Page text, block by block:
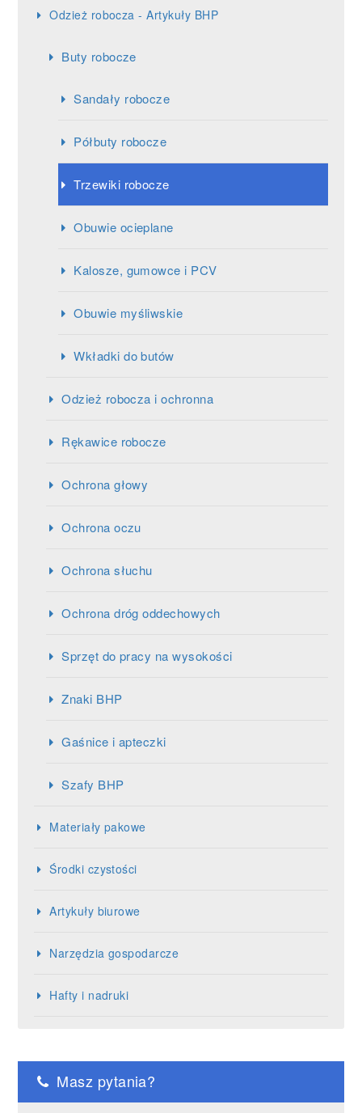
Odzież robocza - Artykuły BHP
Buty robocze
Sandały robocze
Półbuty robocze
Trzewiki robocze
Obuwie ocieplane
Kalosze, gumowce i PCV
Obuwie myśliwskie
Wkładki do butów
Odzież robocza i ochronna
Rękawice robocze
Ochrona głowy
Ochrona oczu
Ochrona słuchu
Ochrona dróg oddechowych
Sprzęt do pracy na wysokości
Znaki BHP
Gaśnice i apteczki
Szafy BHP
Materiały pakowe
Środki czystości
Artykuły biurowe
Narzędzia gospodarcze
Hafty i nadruki
Masz pytania?